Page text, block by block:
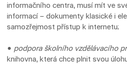
informačního centra, musí mít ve
informací – dokumenty klasické i
samozřejmost přístup k internetu;
• podpora školního vzdělávacího
knihovna, která chce plnit svou